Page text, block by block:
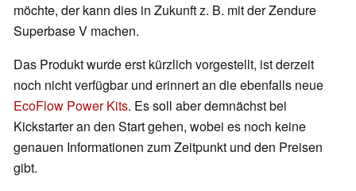
möchte, der kann dies in Zukunft z. B. mit der Zendure
Superbase V machen.
Das Produkt wurde erst kürzlich vorgestellt, ist derzeit
noch nicht verfügbar und erinnert an die ebenfalls neue
EcoFlow Power Kits. Es soll aber demnächst bei
Kickstarter an den Start gehen, wobei es noch keine
genauen Informationen zum Zeitpunkt und den Preisen
gibt.